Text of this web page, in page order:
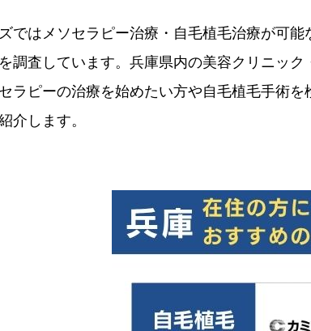
ではメソセラピー治療・自毛植毛治療が可
調査しています。兵庫県内の美容クリニッ
ラピーの治療を始めたい方や自毛植毛手術
介します。